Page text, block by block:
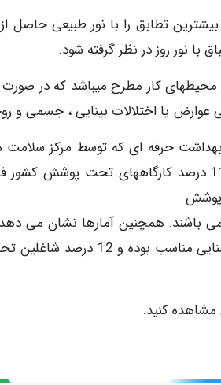
بیشترین تطابق را با نور طبیعی حاصل
با نور روز در نظر گرفته شود.
محیطهای کار مطرح میباشد که در
عوارض یا اختلالات بینایی ، جسمی و
حرفه ای که توسط مرکز سلامت
پوشش
تحت پوشش کشور فاقد سیستم
مشاهده کنید.